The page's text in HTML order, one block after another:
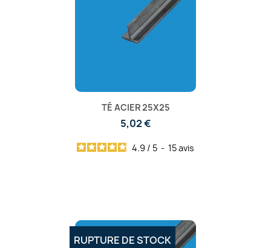
TÉ ACIER 25X25
5,02 €
4.9 / 5 - 15avis
RUPTURE DE STOCK